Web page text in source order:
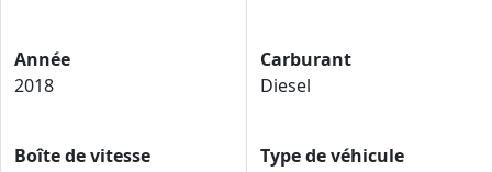
Année
2018
Carburant
Diesel
Boîte de vitesse
Type de véhicule